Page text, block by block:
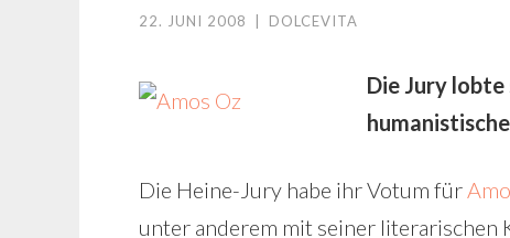
22. JUNI 2008 DOLCEVITA
Die Jury
Die Heine-Jury habe ihr Votum für
unter anderem mit seiner literarischen